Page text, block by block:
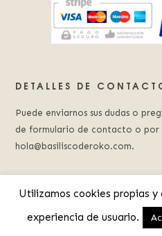
DETALLES DE
Puede enviarnos sus dudas o
de formulario de contacto o
hola@basiliscoderoko.com.
© 2023 Basilisco de Roko.Aviso
Utilizamos cookies propias
experiencia de usuario.